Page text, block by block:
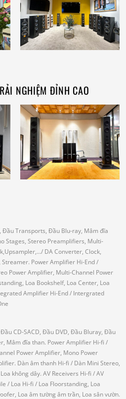
NGHIỆM ĐỈNH CAO
Đầu Transports, Đầu Blu-ray, Mâm đĩa
Stages, Stereo Preamplifiers, Multi-
/ DA Converter, Clock,
Streamer. Power Amplifier Hi-End/
Power Amplifier, Multi-Channel Power
Loa Bookshelf, Loa Center, Loa
Amplifier Hi-End/ Intergrated
CD-SACD, Đầu DVD, Đầu Bluray, Đầu
Mâm đĩa than. Power Amplifier Hi-fi /
Power Amplifier, Mono Power
Dàn âm thanh Hi-fi / Dàn Mini Stereo,
không dây. AV Receivers Hi-fi / AV
/ Loa Hi-fi / Loa Floorstanding, Loa
Loa âm tường âm trần, Loa sân vườn.